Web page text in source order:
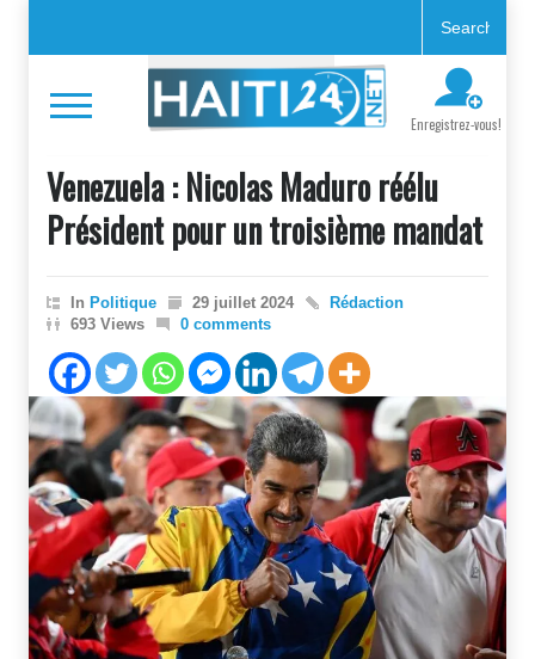
Enregistrez-vous!
Venezuela : Nicolas Maduro réélu
Président pour un troisième mandat
In Politique 29 juillet 2024
Rédaction
693 Views
0 comments